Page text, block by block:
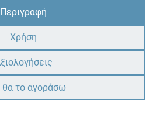
Περιγραφή
Χρήση
το αγοράσω